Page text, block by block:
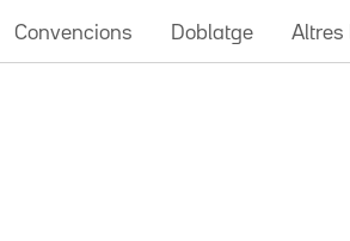
Convencions Doblatge Altres